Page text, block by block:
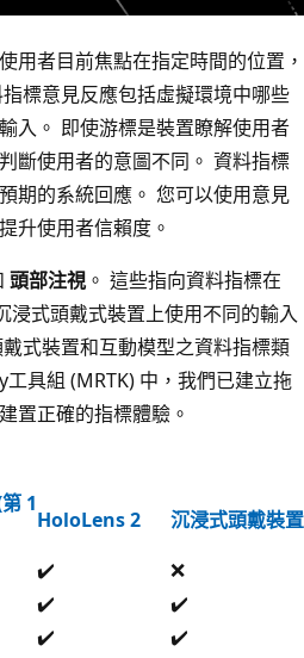
用者目前焦點在指定時間的位置，
標意見反應包括虛擬環境中哪些
入。 即使游標是裝置瞭解使用者
斷使用者的意圖不同。 資料指標
期的系統回應。 您可以使用意見
升使用者信賴度。
頭部注視 。 這些指向資料指標在
式頭戴式裝置上使用不同的輸入
式裝置和互動模型之資料指標類
具組 (MRTK) 中，我們已建立拖
置正確的指標體驗。
1
HoloLens 2
沉浸式頭戴裝置
✔️
❌
✔️
✔️
✔️ ✔️